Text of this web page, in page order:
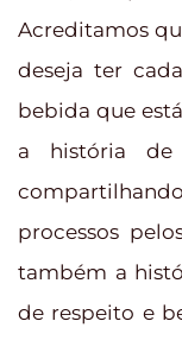
Acreditamos
deseja ter
bebida que
a história de
processos
também a
de respeito e